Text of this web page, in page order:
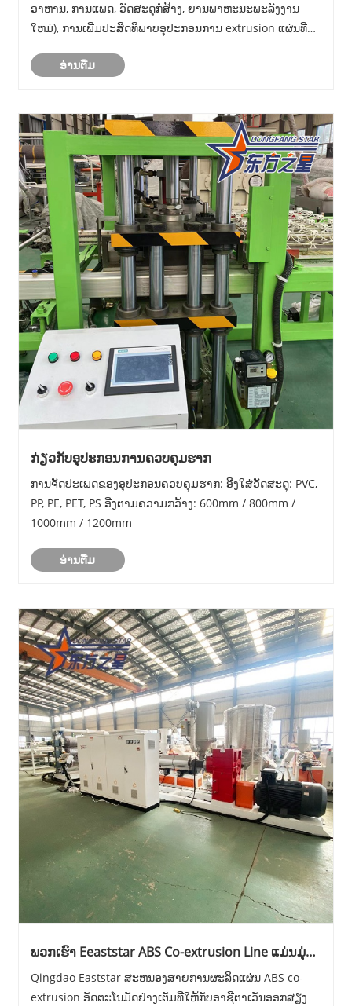
ອາຫານ, ການແພດ, ວັດສະດຸກໍ່ສ້າງ, ຍານພາຫະນະພະລັງງານ
ໃຫມ່), ການເພີ່ມປະສິດທິພາບອຸປະກອນການ extrusion ແຜ່ນທີ່ມີ
ປະໂຫຍດດ້ານການແຂ່ງຂັນທີ່ແຕກຕ່າງກັນ.
ອ່ານ​ຕື່ມ
ກ່ຽວກັບອຸປະກອນການຄວບຄຸມຮາກ
ການຈັດປະເພດຂອງອຸປະກອນຄວບຄຸມຮາກ: ອີງໃສ່ວັດສະດຸ: PVC,
PP, PE, PET, PS ອີງຕາມຄວາມກວ້າງ: 600mm / 800mm /
1000mm / 1200mm
ອ່ານ​ຕື່ມ
ພວກເຮົາ Eeaststar ABS Co-extrusion Line ແມ່ນມຸ່ງ
Qingdao Eaststar ສະຫນອງສາຍການຜະລິດແຜ່ນ ABS co-
extrusion ອັດຕະໂນມັດຢ່າງເຕັມທີ່ໃຫ້ກັບອາຊີຕາເວັນອອກສຽງ